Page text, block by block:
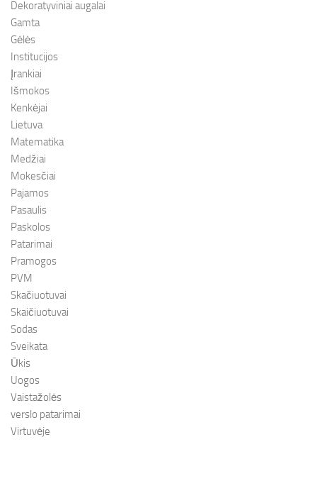
Dekoratyviniai augalai
Gamta
Gėlės
Institucijos
Įrankiai
Išmokos
Kenkėjai
Lietuva
Matematika
Medžiai
Mokesčiai
Pajamos
Pasaulis
Paskolos
Patarimai
Pramogos
PVM
Skačiuotuvai
Skaičiuotuvai
Sodas
Sveikata
Ūkis
Uogos
Vaistažolės
verslo patarimai
Virtuvėje